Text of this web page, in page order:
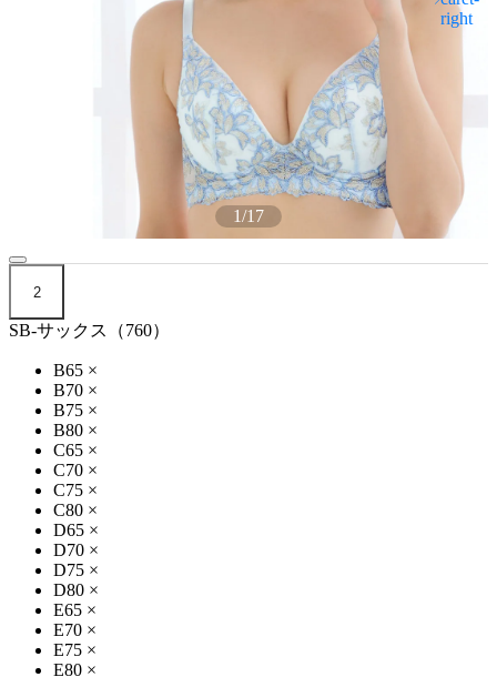
1/17
2
SB-サックス（760）
B65 ×
B70 ×
B75 ×
B80 ×
C65 ×
C70 ×
C75 ×
C80 ×
D65 ×
D70 ×
D75 ×
D80 ×
E65 ×
E70 ×
E75 ×
E80 ×